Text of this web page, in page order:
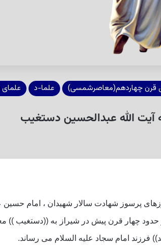
قرن چهاردهم(معاصرشمسی) علما-د
آیت الله عبدالحسین دستغیب
چهار قرن پیش در شیراز به ((دستغیب ))
فرزند امام سجاد علیه السلام مى رساند.